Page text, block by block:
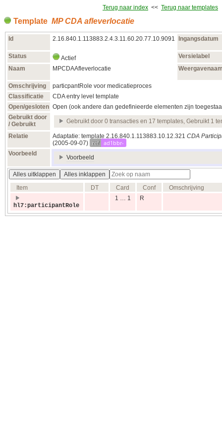
Terug naar index << Terug naar templates
Template MP CDA afleverlocatie
Id 2.16.840.1.113883.2.4.3.11.60.20.77.10.9091 Ingangsdatum
Status Actief
Versielabel
Naam
MPCDAAfleverlocatie
Omschrijving
particpantRole voor medicatieproces
Classificatie
CDA entry level template
Open/gesloten Open (ook andere dan gedefinieerde elementen zijn
Gebruikt door
/ Gebruikt
Gebruikt door 0 transacties en 17 templates, Gebruikt 1
Relatie Adaptatie: template 2.16.840.1.113883.10.12.321 CDA
(2005‑09‑07)
ref ad1bbr-
Voorbeeld
Voorbeeld
Alles uitklappen
Alles inklappen
Item
DT Card Conf Omschrijving
hl7:participantRole
1 … 1 R